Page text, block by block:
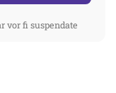
vor fi suspendate